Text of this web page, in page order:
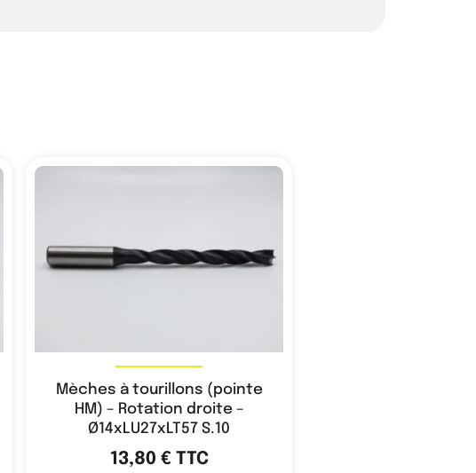
Mèches à tourillons (pointe
HM) – Rotation droite –
Ø14xLU27xLT57 S.10
13,80 €TTC